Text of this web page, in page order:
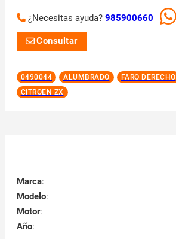
¿Necesitas ayuda? 985900660
Consultar
0490044 ALUMBRADO FARO DERECHO
CITROEN ZX
Marca:
Modelo:
Motor:
Año: